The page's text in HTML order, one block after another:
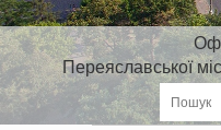
Переяславської